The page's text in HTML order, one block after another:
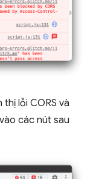
lỗi CORS và
các nút sau